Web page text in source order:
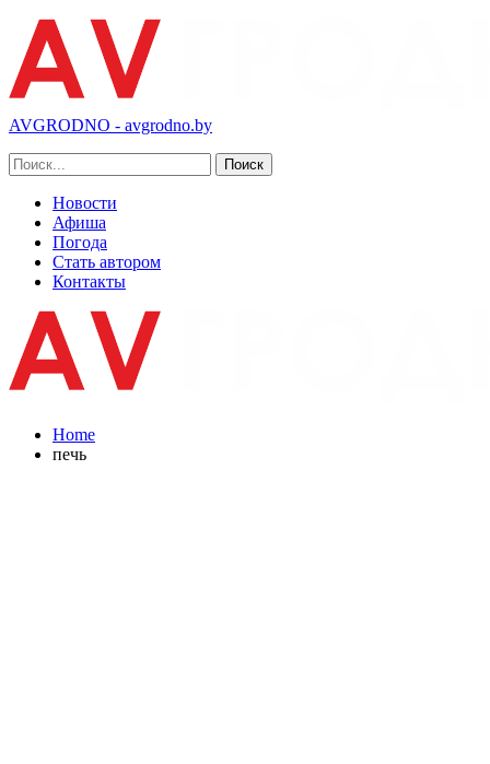
AVGRODNO - avgrodno.by
Новости
Афиша
Погода
Стать автором
Контакты
Home
печь